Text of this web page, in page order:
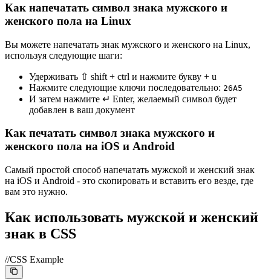
Как напечатать символ знака мужского и
женского пола на Linux
Вы можете напечатать знак мужского и женского на Linux,
используя следующие шаги:
Удерживать ⇧ shift + ctrl и нажмите букву + u
Нажмите следующие ключи последовательно: 26A5
И затем нажмите ↵ Enter, желаемый символ будет
добавлен в ваш документ
Как печатать символ знака мужского и
женского пола на iOS и Android
Самый простой способ напечатать мужской и женский знак
на iOS и Android - это скопировать и вставить его везде, где
вам это нужно.
Как использовать мужской и женский
знак в CSS
//CSS Example